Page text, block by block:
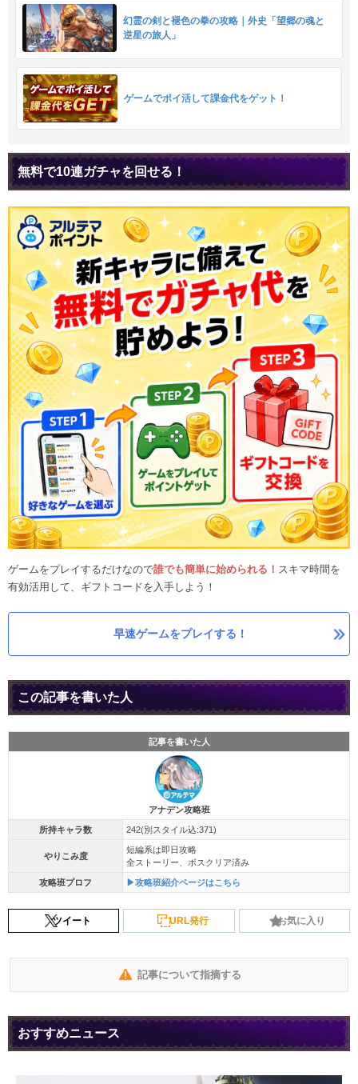
幻霊の剣と褪色の拳の攻略｜外史「望郷の魂と
逆星の旅人」
ゲームでポイ活して課金代をゲット！
無料で10連ガチャを回せる！
ゲームをプレイするだけなので誰でも簡単に始められる！ スキマ時間を
有効活用して、ギフトコードを入手しよう！
早速ゲームをプレイする！
この記事を書いた人
記事を書いた人
アナデン攻略班
所持キャラ数 242(別スタイル込:371)
やりこみ度
短編系は即日攻略
全ストーリー、ボスクリア済み
攻略班プロフ ▶攻略班紹介ページはこちら
ツイート URL発行 お気に入り
記事について指摘する
おすすめニュース